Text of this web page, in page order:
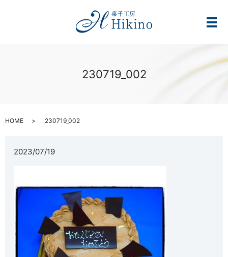
メ
230719_002
HOME 230719_002
2023/07/19